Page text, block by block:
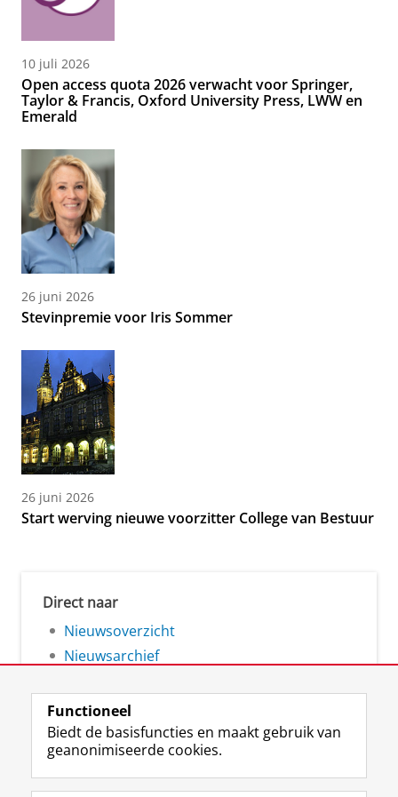
10 juli 2026
Open access quota 2026 verwacht voor Springer,
Taylor & Francis, Oxford University Press, LWW en
Emerald
26 juni 2026
Stevinpremie voor Iris Sommer
26 juni 2026
Start werving nieuwe voorzitter College van Bestuur
Direct naar
Nieuwsoverzicht
Nieuwsarchief
Volg de RUG
F
L
R I
Y
Functioneel
Biedt de basisfuncties en maakt gebruik van
geanonimiseerde cookies.